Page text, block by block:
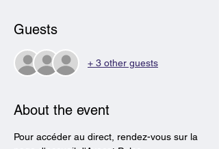
Guests
+ 3 other guests
About the event
Pour accéder au direct, rendez-vous sur la